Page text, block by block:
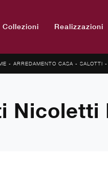
Collezioni Realizzazioni
- ARREDAMENTO CASA - SALOTTI -
Nicoletti